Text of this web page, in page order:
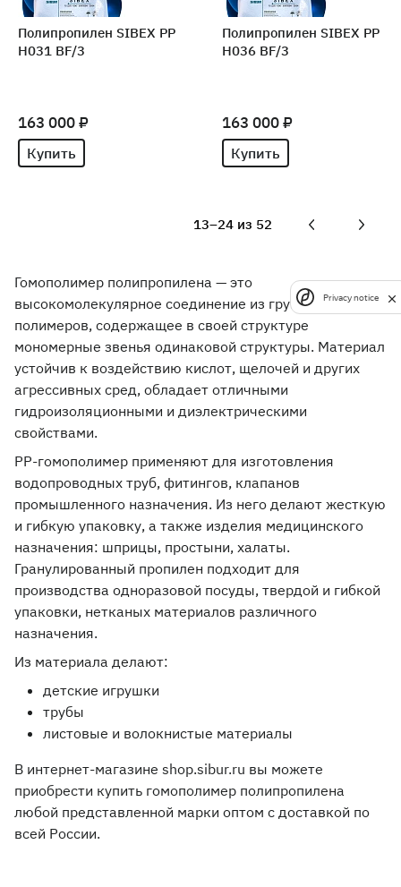
Полипропилен SIBEX PP
H031 BF/3
163 000 ₽
Купить
Полипропилен SIBEX PP
H036 BF/3
163 000 ₽
Купить
13–24 из 52
Гомополимер полипропилена — это
высокомолекулярное соединение из группы
полимеров, содержащее в своей структуре
мономерные звенья одинаковой структуры. Материал
устойчив к воздействию кислот, щелочей и других
агрессивных сред, обладает отличными
гидроизоляционными и диэлектрическими
свойствами.
PP-гомополимер применяют для изготовления
водопроводных труб, фитингов, клапанов
промышленного назначения. Из него делают жесткую
и гибкую упаковку, а также изделия медицинского
назначения: шприцы, простыни, халаты.
Гранулированный пропилен подходит для
производства одноразовой посуды, твердой и гибкой
упаковки, нетканых материалов различного
назначения.
Из материала делают:
детские игрушки
трубы
листовые и волокнистые материалы
В интернет-магазине shop.sibur.ru вы можете
приобрести купить гомополимер полипропилена
любой представленной марки оптом с доставкой по
всей России.
Privacy notice